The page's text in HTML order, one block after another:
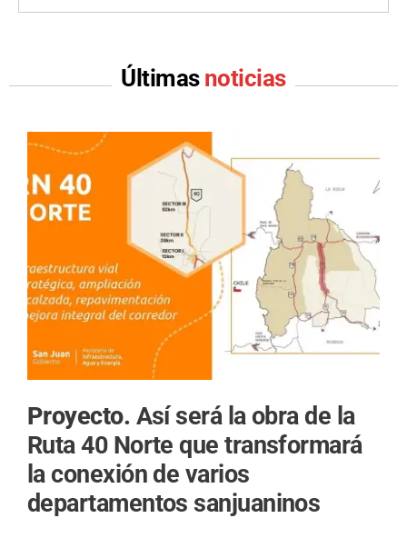
Últimas noticias
Proyecto. Así será la obra de la
Ruta 40 Norte que transformará
la conexión de varios
departamentos sanjuaninos